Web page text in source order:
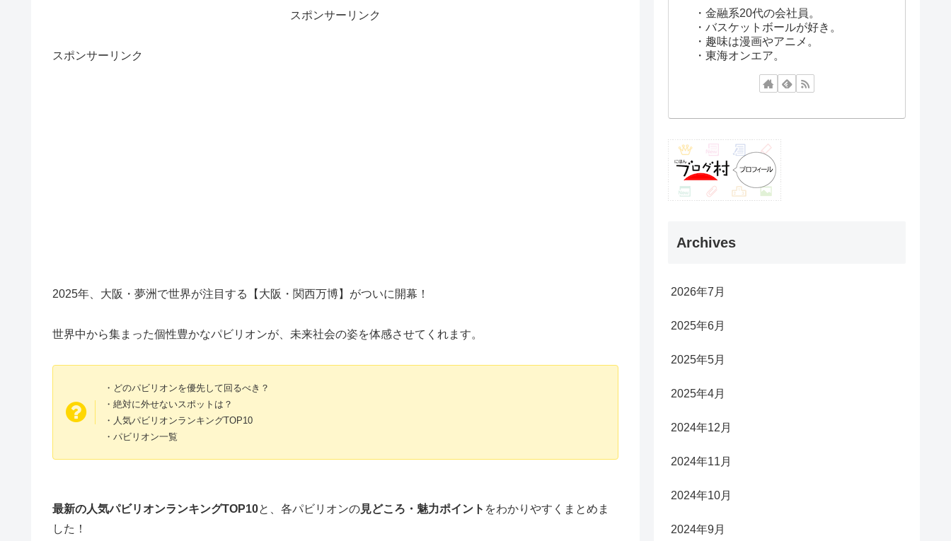
スポンサーリンク
スポンサーリンク
2025年、大阪・夢洲で世界が注目する【大阪・関西万博】がついに開幕！
世界中から集まった個性豊かなパビリオンが、未来社会の姿を体感させてくれます。
・どのパビリオンを優先して回るべき？
・絶対に外せないスポットは？
・人気パビリオンランキングTOP10
・パビリオン一覧
最新の人気パビリオンランキングTOP10と、各パビリオンの見どころ・魅力ポイント をわかりやすくまとめま
した！
・金融系20代の会社員。
・バスケットボールが好き。
・趣味は漫画やアニメ。
・東海オンエア。
Archives
2026年7月
2025年6月
2025年5月
2025年4月
2024年12月
2024年11月
2024年10月
2024年9月